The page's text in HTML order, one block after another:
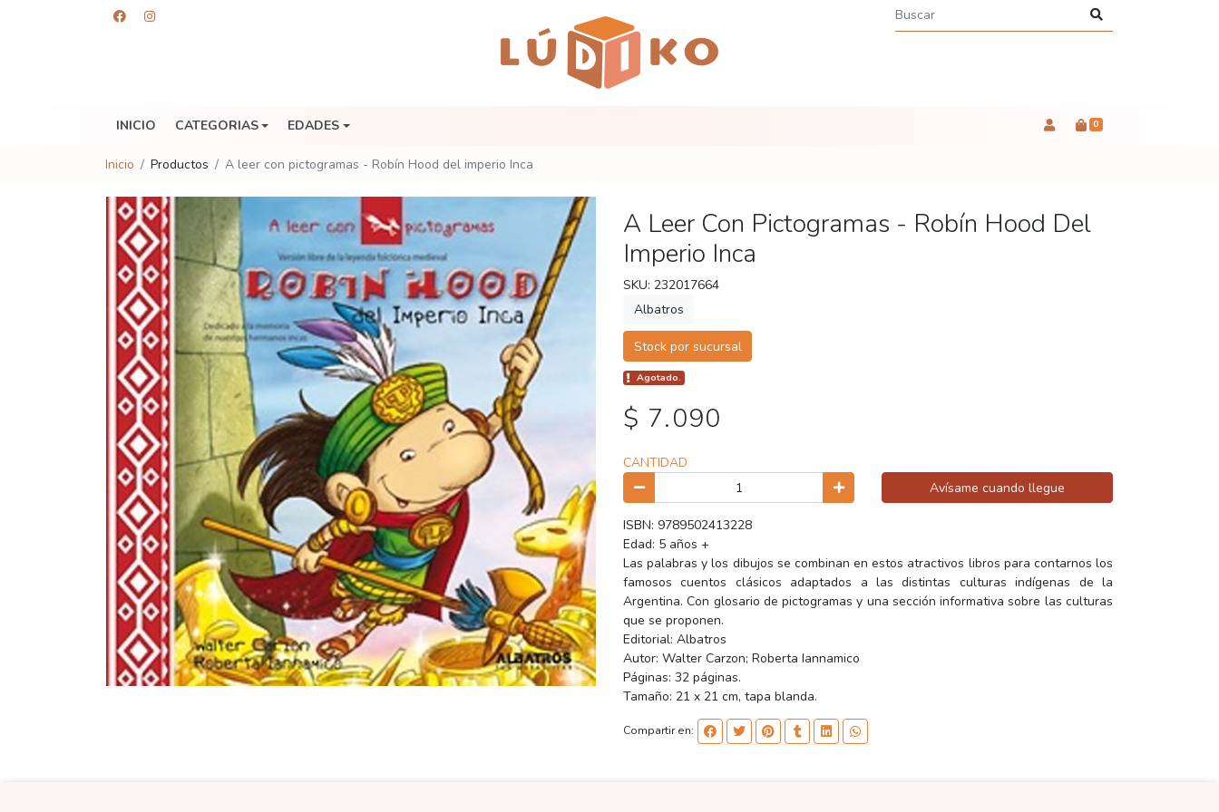
INICIO CATEGORIAS EDADES 0
Inicio Productos A leer con pictogramas - Robín Hood del imperio Inca
A Leer Con Pictogramas - Robín Hood Del
Imperio Inca
SKU: 232017664
Albatros
Stock por sucursal
Agotado.
$ 7.090
CANTIDAD
Avísame cuando llegue
ISBN: 9789502413228
Edad: 5 años +
Las palabras y los dibujos se combinan en estos atractivos libros para contarnos los
famosos cuentos clásicos adaptados a las distintas culturas indígenas de la
Argentina. Con glosario de pictogramas y una sección informativa sobre las culturas
que se proponen.
Editorial: Albatros
Autor: Walter Carzon; Roberta Iannamico
Páginas: 32 páginas.
Tamaño: 21 x 21 cm, tapa blanda.
Compartir en: